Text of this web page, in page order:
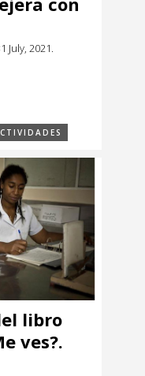
July, 2021.
libro
ves?.